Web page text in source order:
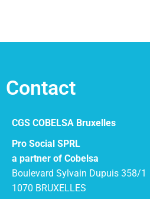
Contact
CGS COBELSA Bruxelles
Pro Social SPRL
a partner of Cobelsa
Boulevard Sylvain Dupuis 358/1
1070 BRUXELLES